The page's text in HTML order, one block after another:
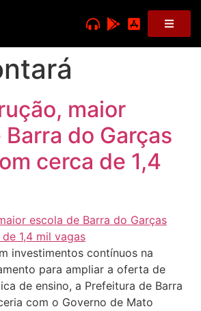
maior
do Garças
cerca de 1,4
investimentos contínuos na
para ampliar a oferta de
de ensino, a Prefeitura de Barra
com o Governo de Mato